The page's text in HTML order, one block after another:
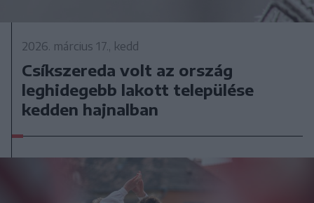
2026. március 17., kedd
Csíkszereda volt az ország
leghidegebb lakott települése
kedden hajnalban